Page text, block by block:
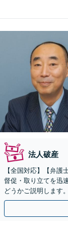
法人破産
【全国対応】【弁
督促・取り立てを迅
どうかご説明します
まず、お気軽にご相